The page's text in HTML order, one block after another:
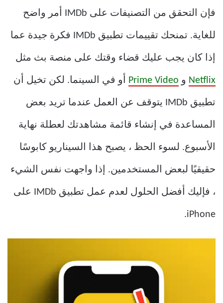
فإن التحقق من التصنيفات على IMDb أمر واضح
للغاية. تمنحك تقييمات تطبيق IMDb فكرة جيدة عما
إذا كان يجب عليك قضاء وقتك على منصة بث مثل
Netflix و Prime Video أو في السينما. لكن تخيل أن
تطبيق IMDb يتوقف عن العمل عندما تريد بعض
المساعدة في إنشاء قائمة مشاهدتك لعطلة نهاية
الأسبوع. لسوء الحظ ، يصبح هذا السيناريو كابوسًا
حقيقيًا لبعض المستخدمين. إذا واجهت نفس الشيء
، فإليك أفضل الحلول لعدم عمل تطبيق IMDb على
iPhone.